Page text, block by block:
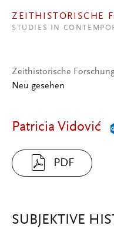
ZEITHISTORISCHE
STUDIES IN
Zeithistorische
Neu gesehen
Patricia Vidović
PDF
SUBJEKTIVE